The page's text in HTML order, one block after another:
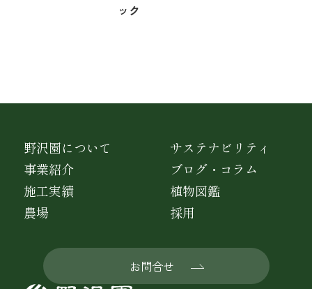
ック
野沢園について
事業紹介
施工実績
農場
サステナビリティ
ブログ・コラム
植物図鑑
採用
お問合せ